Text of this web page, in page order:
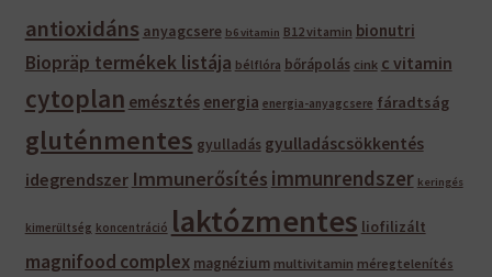
antioxidáns anyagcsere b6 vitamin B12 vitamin bionutri
Biopräp termékek listája bélflóra bőrápolás cink c vitamin
cytoplan emésztés energia energia-anyagcsere fáradtság
gluténmentes gyulladás gyulladáscsökkentés
idegrendszer Immunerősítés immunrendszer keringés
kimerültség koncentráció laktózmentes liofilizált
magnifood complex magnézium multivitamin méregtelenítés